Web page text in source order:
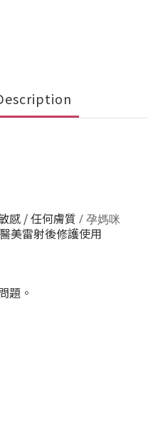
感 / 任何膚質 / 孕媽咪
美雷射後修護使用
題。